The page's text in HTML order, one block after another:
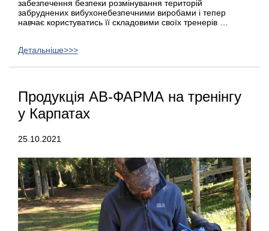
забезпечення безпеки розмінування територій
забруднених вибухонебезпечними виробами і тепер
навчає користуватись її складовими своїх тренерів …
Детальніше>>>
Продукція АВ-ФАРМА на тренінгу
у Карпатах
25.10.2021